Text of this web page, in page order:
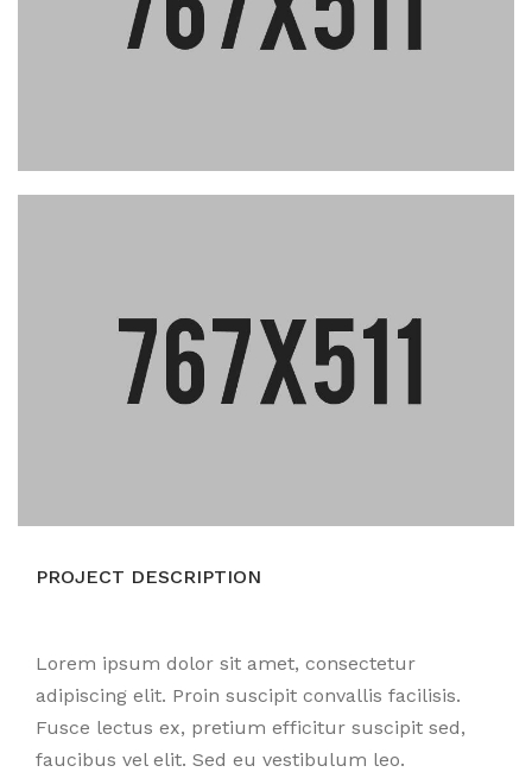
PROJECT DESCRIPTION
Lorem ipsum dolor sit amet, consectetur
adipiscing elit. Proin suscipit convallis facilisis.
Fusce lectus ex, pretium efficitur suscipit sed,
faucibus vel elit. Sed eu vestibulum leo.